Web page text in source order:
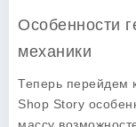
Особенности
механики
Теперь перейдем
Shop Story